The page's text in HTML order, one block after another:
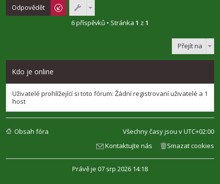
Odpovědět
6 příspěvků • Stránka 1 z 1
Přejít na
Kdo je online
Uživatelé prohlížející si toto fórum: Žádní registrovaní uživatelé a 1
host
Obsah fóra Všechny časy jsou vUTC+02:00
Smazat cookies
Kontaktujte nás
Právě je 07 srp 2026 14:18